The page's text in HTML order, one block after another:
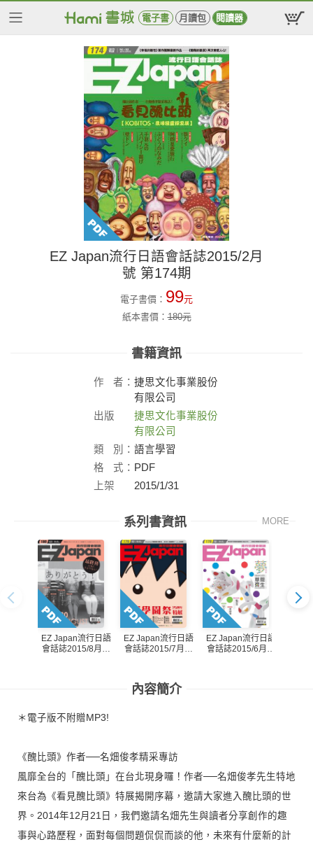
電子書 月讀包 閱讀器
EZ Japan流行日語會話誌2015/2月
號 第174期
電子書價： 99元
紙本書價：180元
書籍資訊
作 者： 捷思文化事業股份
有限公司
出版
捷思文化事業股份
有限公司
類
別： 語言學習
格
式： PDF
上架
2015/1/31
系列書資訊 MORE
EZ Japan流行日語
會話誌2015/8月號
EZ Japan流行日語
會話誌2015/7月號
EZ Japan流行日語
會話誌2015/6月號
內容簡介
＊電子版不附贈MP3!
《醜比頭》作者──名畑俊孝精采專訪
風靡全台的「醜比頭」在台北現身囉！作者──名畑俊孝先生特地
來台為《看見醜比頭》特展揭開序幕，邀請大家進入醜比頭的世
界。2014年12月21日，我們邀請名畑先生與讀者分享創作的趣
事與心路歷程，面對每個問題侃侃而談的他，未來有什麼新的計